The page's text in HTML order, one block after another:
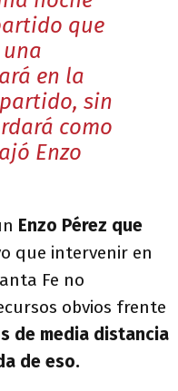
que
en la
sin
como
Enzo
Enzo Pérez que
que intervenir en
Fe no
obvios frente
de media distancia
de eso.